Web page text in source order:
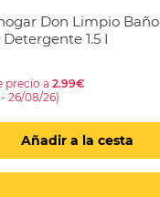
Don Limpio Baño
1.5 I
precio a 2.99€
26/08/26)
Añadir a la cesta